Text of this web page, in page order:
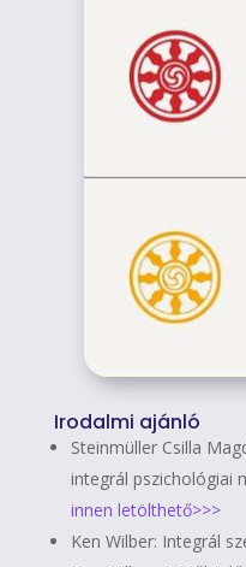
Irodalmi ajánló
Steinmüller Csilla
integrál pszichológiai
innen letölthető>>>
Ken Wilber: Integrál